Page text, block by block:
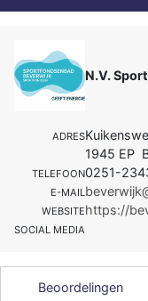
N.V.
ADRES
1945 EP
TELEFOON0251-
E-MAIL
WEBSITEhttps://
SOCIAL MEDIA
Beoordelingen